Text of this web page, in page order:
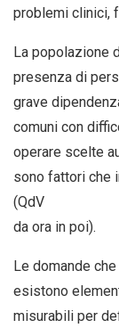
problemi clinici,
La popolazione
presenza di
grave
comuni con
operare scelte
sono fattori che
(QdV
da ora in poi).
Le domande
esistono
misurabili per